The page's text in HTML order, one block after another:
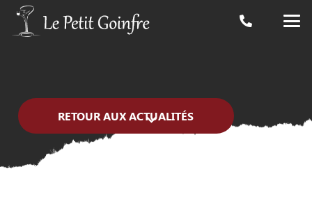
RETOUR AUX ACTUALITÉS